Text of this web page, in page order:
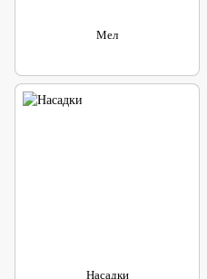
Мел
Насадки